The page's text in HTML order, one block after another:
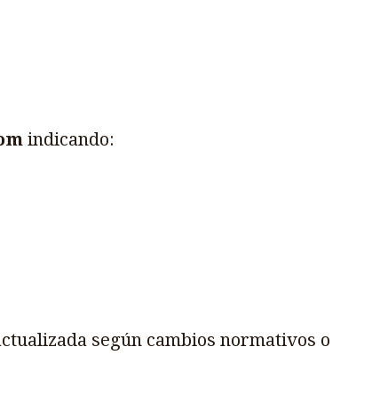
indicando:
según cambios normativos o